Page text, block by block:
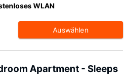
WLAN
Auswählen
Apartment - Sleeps